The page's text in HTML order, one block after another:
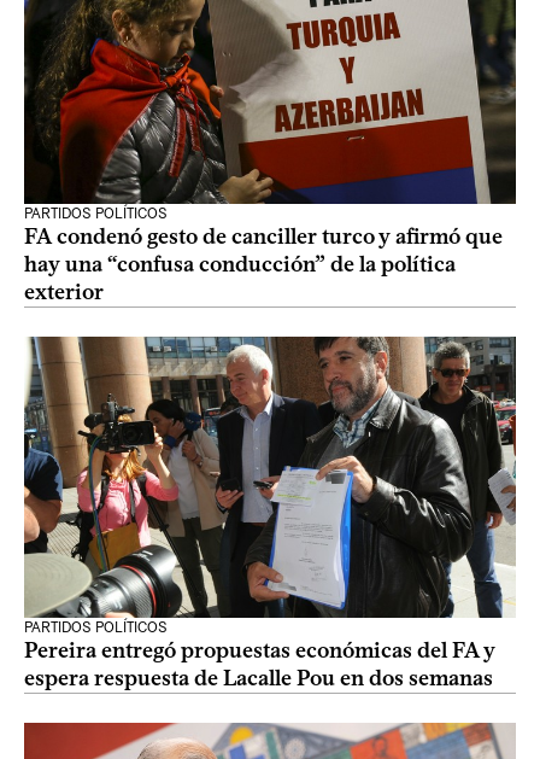
PARTIDOS POLÍTICOS
FA condenó gesto de canciller turco y afirmó que
hay una “confusa conducción” de la política
exterior
PARTIDOS POLÍTICOS
Pereira entregó propuestas económicas del FA y
espera respuesta de Lacalle Pou en dos semanas